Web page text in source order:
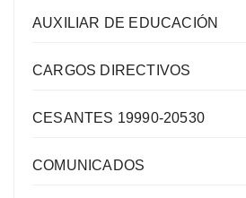
AUXILIAR DE EDUCACIÓN
CARGOS DIRECTIVOS
CESANTES 19990-20530
COMUNICADOS